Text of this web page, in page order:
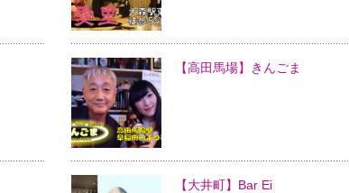
【高田馬場】きんごま
【大井町】Bar Ei